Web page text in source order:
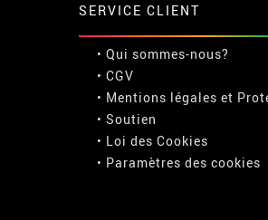
SERVICE CLIENT
• Qui sommes-nous?
• CGV
• Mentions légales et
• Soutien
• Loi des Cookies
• Paramètres des cookies